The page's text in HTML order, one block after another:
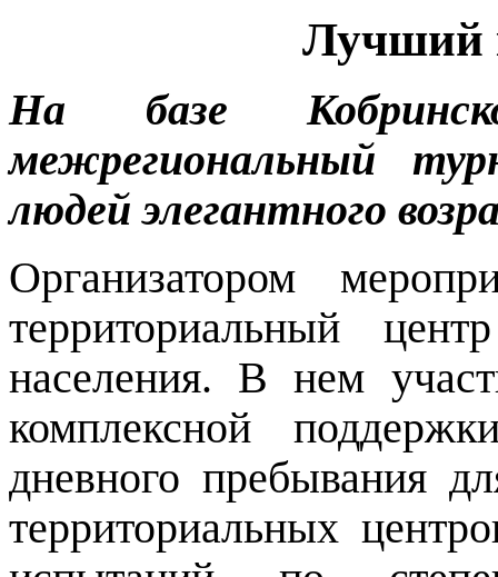
Лучший
На базе
межрегиональный
людей элегантного
Организатором
территориальный
населения. В нем
комплексной
дневного пребывания
территориальных